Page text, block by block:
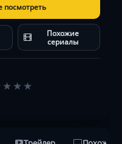
посмотреть
Похожие
сериалы
★ ★ ★